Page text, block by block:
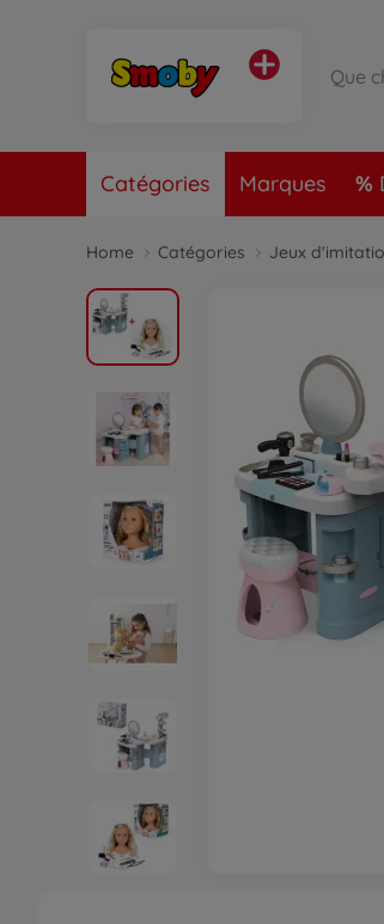
Catégories Marques
Home Catégories Jeux